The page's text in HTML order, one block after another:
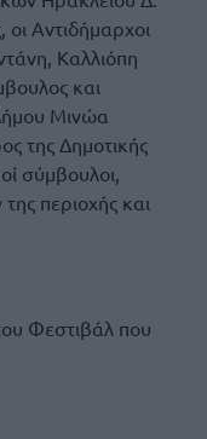
Αντιδήμαρχοι
Καλλιόπη
και
Μινώα
της Δημοτικής
σύμβουλοι,
περιοχής και
Φεστιβάλ που